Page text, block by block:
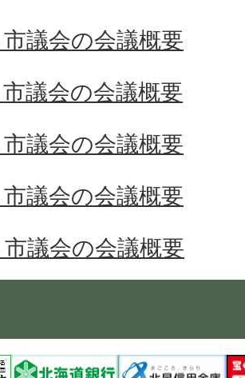
議会の会議概要
議会の会議概要
議会の会議概要
議会の会議概要
議会の会議概要